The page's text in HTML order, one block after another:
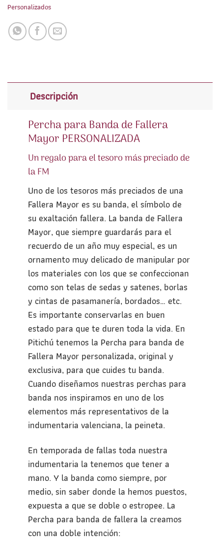
Personalizados
Descripción
Percha para Banda de Fallera
Mayor PERSONALIZADA
Un regalo para el tesoro más preciado de
la FM
Uno de los tesoros más preciados de una
Fallera Mayor es su banda, el símbolo de
su exaltación fallera. La banda de Fallera
Mayor, que siempre guardarás para el
recuerdo de un año muy especial, es un
ornamento muy delicado de manipular por
los materiales con los que se confeccionan
como son telas de sedas y satenes, borlas
y cintas de pasamanería, bordados… etc.
Es importante conservarlas en buen
estado para que te duren toda la vida. En
Pitichú tenemos la Percha para banda de
Fallera Mayor personalizada, original y
exclusiva, para que cuides tu banda.
Cuando diseñamos nuestras perchas para
banda nos inspiramos en uno de los
elementos más representativos de la
indumentaria valenciana, la peineta.
En temporada de fallas toda nuestra
indumentaria la tenemos que tener a
mano. Y la banda como siempre, por
medio, sin saber donde la hemos puestos,
expuesta a que se doble o estropee. La
Percha para banda de fallera la creamos
con una doble intención: